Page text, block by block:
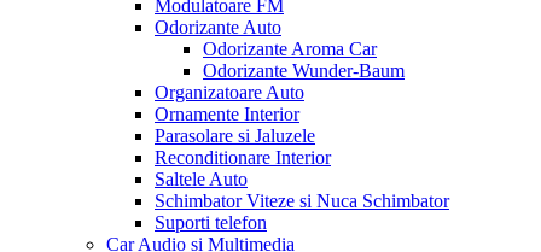
Modulatoare FM
Odorizante Auto
Odorizante Aroma Car
Odorizante Wunder-Baum
Organizatoare Auto
Ornamente Interior
Parasolare si Jaluzele
Reconditionare Interior
Saltele Auto
Schimbator Viteze si Nuca Schimbator
Suporti telefon
Car Audio si Multimedia